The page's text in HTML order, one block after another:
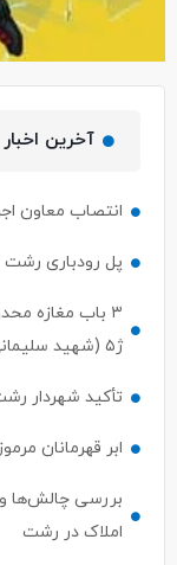
آخرین اخبار
انتصاب معاون
پل رودباری رشت
۳ باب مغازه
ژ۵ (شهید سلیمانی) به زودی افتتاح می‌شود
تأکید شهردار
ابر قهرمانان
بررسی چالش‌ها و
املاک در رشت